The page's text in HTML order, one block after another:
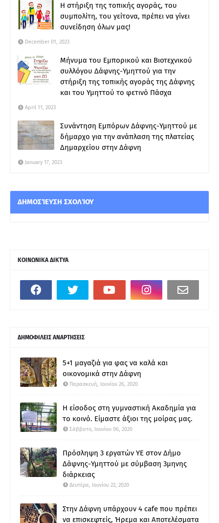
Η στήριξη της τοπικής αγοράς, του
συμπολίτη, του γείτονα, πρέπει να γίνει
συνείδηση όλων μας!
December 01, 2023
Μήνυμα του Εμπορικού και Βιοτεχνικού
συλλόγου Δάφνης-Υμηττού για την
στήριξη της τοπικής αγοράς της Δάφνης
και του Υμηττού το φετινό Πάσχα
April 11, 2023
Συνάντηση Εμπόρων Δάφνης-Υμηττού με
δήμαρχο για την ανάπλαση της πλατείας
Δημαρχείου στην Δάφνη
January 17, 2023
ΔΗΜΟΣΊΕΥΣΗ ΣΧΟΛΊΟΥ
ΚΟΙΝΩΝΙΚΑ ΔΙΚΤΥΑ
ΔΗΜΟΦΙΛΕΙΣ ΑΝΑΡΤΗΣΕΙΣ
5+1 μαγαζιά για φας να καλά και
οικονομικά στην Δάφνη
Παρασκευή, Ιουνίου 26, 2020
Η είσοδος στη γυμναστική Ακαδημία για
το κοινό. Είμαστε άξιοι της μοίρας μας.
Σάββατο, Ιουνίου 06, 2020
Πρόσληψη 3 εργατών ΥΕ στον Δήμο
Δάφνης-Υμηττού με σύμβαση 3μηνης
διάρκειας
Δευτέρα, Ιουνίου 22, 2020
Στην Δάφνη υπάρχουν 4 cafe που πρέπει
να επισκεφτείς, Ήρεμα και Αποτελέσματα